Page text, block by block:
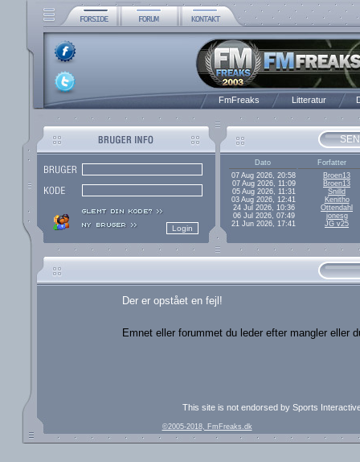
FmFreaks Litteratur
Dato
Forfatter
07 Aug 2026, 20:58
Broen13
07 Aug 2026, 11:09
Broen13
05 Aug 2026, 11:31
Snilld
03 Aug 2026, 12:41
Kenitho
24 Jul 2026, 10:36
Ottendahl
06 Jul 2026, 07:49
jonesg
21 Jun 2026, 17:41
JG v25
Der er opstået en fejl!
Emnet eller forummet du leder efter mangler eller
This site is not endorsed by Sports
©2005-2018, FmFreaks.dk